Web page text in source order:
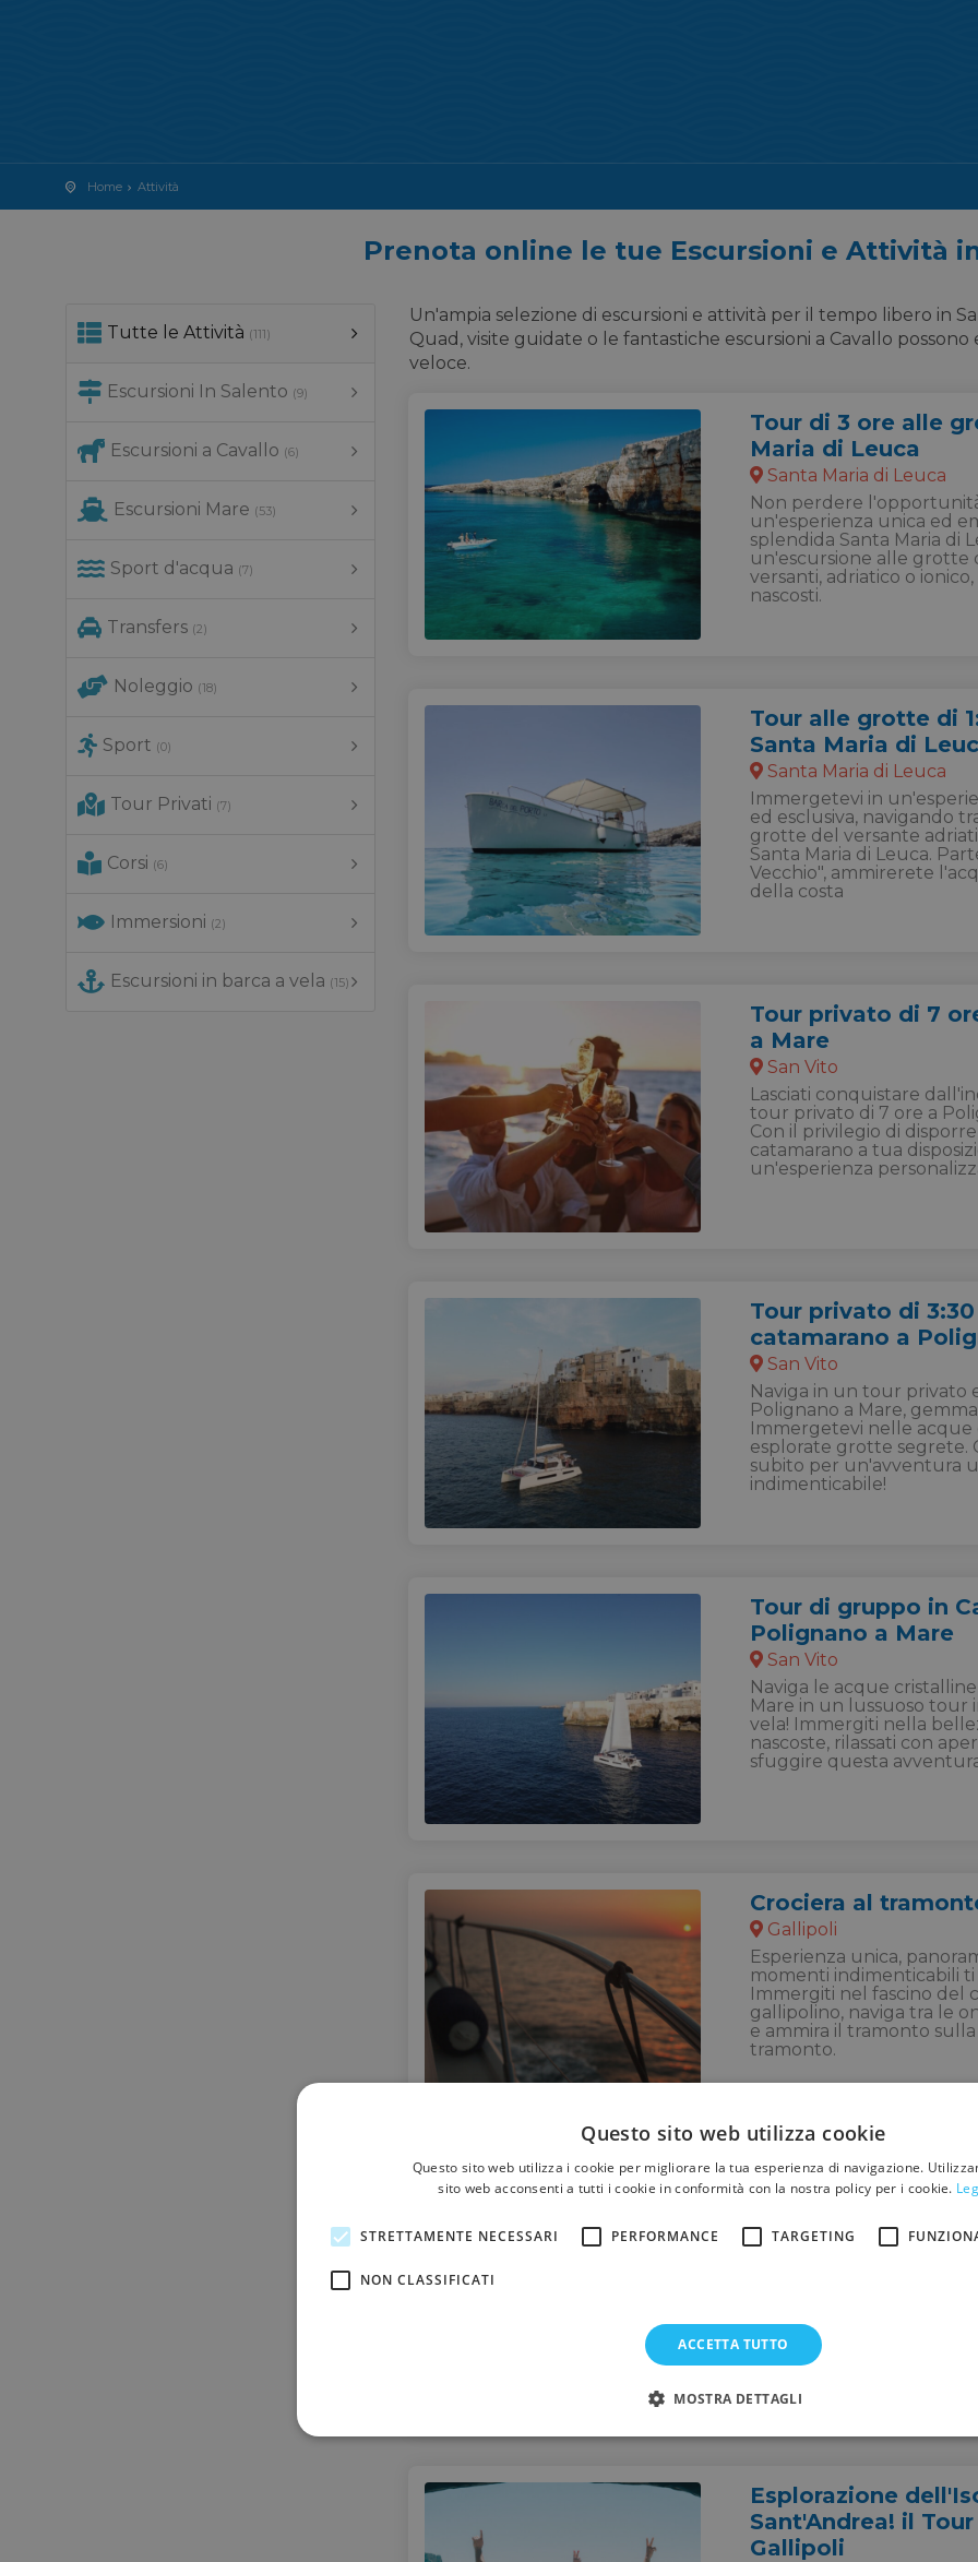
Home Attività
Prenota online le tue Escursioni e Attività
Tutte le Attività (111)
Escursioni In Salento (9)
Escursioni a Cavallo (6)
Escursioni Mare (53)
Sport d'acqua (7)
Transfers (2)
Noleggio (18)
Sport (0)
Tour Privati (7)
Corsi (6)
Immersioni (2)
Escursioni in barca a vela (15)
Un'ampia selezione di escursioni e attività per il tempo libero in
Quad, visite guidate o le fantastiche escursioni a Cavallo
veloce.
Tour di 3 ore alle
Maria di Leuca
Santa Maria di Leuca
Non perdere
un'esperienza unica ed
splendida Santa Maria di
un'escursione alle grotte
versanti, adriatico o
nascosti.
Tour alle grotte di
Santa Maria di
Santa Maria di Leuca
Immergetevi in
ed esclusiva, navigando
grotte del versante
Santa Maria di Leuca.
Vecchio", ammirerete
della costa
Tour privato di 7
a Mare
San Vito
Lasciati conquistare
tour privato di 7 ore a
Con il privilegio di
catamarano a tua
un'esperienza
Tour privato di
catamarano a
San Vito
Naviga in un tour privato
Polignano a Mare,
Immergetevi nelle acque
esplorate grotte segrete.
subito per un'avventura
indimenticabile!
Tour di gruppo in
Polignano a Mare
San Vito
Naviga le acque
Mare in un lussuoso tour
vela! Immergiti nella
nascoste, rilassati con
sfuggire questa
Crociera al
Gallipoli
Esperienza unica,
momenti indimenticabili ti
Immergiti nel fascino del
gallipolino, naviga tra le
e ammira il tramonto sulla
tramonto.
Tour a Punta Pizzo
Sud) - Gallipoli
conquistare dalla
di paradiso!
Esplorazione
Sant'Andrea! il
Gallipoli
Questo sito web utilizza cookie
Questo sito web utilizza i cookie per migliorare la tua esperienza di navigazione.
sito web acconsenti a tutti i cookie in conformità con la nostra policy per i cookie.
STRETTAMENTE NECESSARI PERFORMANCE TARGETING
NON CLASSIFICATI
ACCETTA TUTTO
MOSTRA DETTAGLI